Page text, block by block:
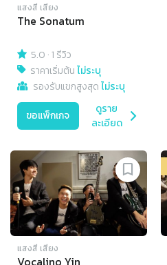
แสงสี เสียง
The Sonatum
5.0 ·1 รีวิว
ราคาเริ่มต้นไม่ระบุ
รองรับแขกสูงสุดไม่ระบุ
ขอแพ็กเกจ
ดูราย
ละเอียด
แสงสี เสียง